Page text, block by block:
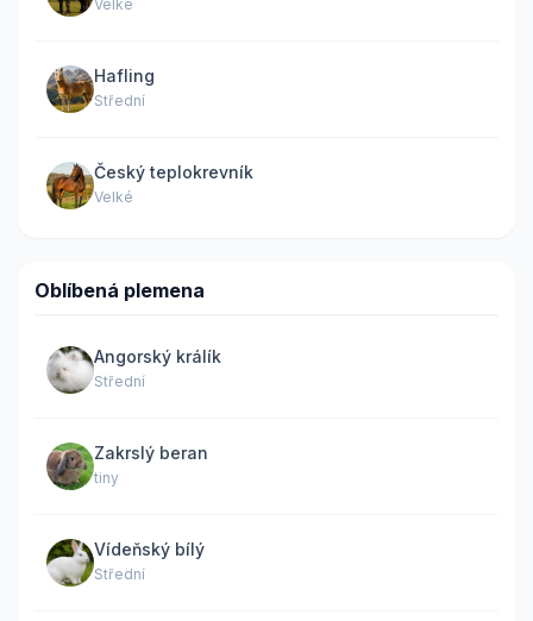
Velké
Hafling
Střední
Český teplokrevník
Velké
Oblíbená plemena
Angorský králík
Střední
Zakrslý beran
tiny
Vídeňský bílý
Střední